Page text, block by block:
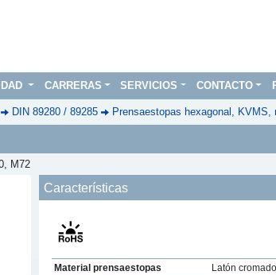
CARRERAS SERVICIOS CONTACTO
DIN 89280 / 89285 Prensaestopas hexagonal, KVMS,
M72
Características
Material prensaestopas
Latón cromado